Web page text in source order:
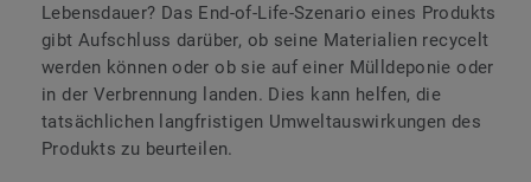
Lebensdauer? Das End-of-Life-Szenario eines Produkts
gibt Aufschluss darüber, ob seine Materialien recycelt
werden können oder ob sie auf einer Mülldeponie oder
in der Verbrennung landen. Dies kann helfen, die
tatsächlichen langfristigen Umweltauswirkungen des
Produkts zu beurteilen.